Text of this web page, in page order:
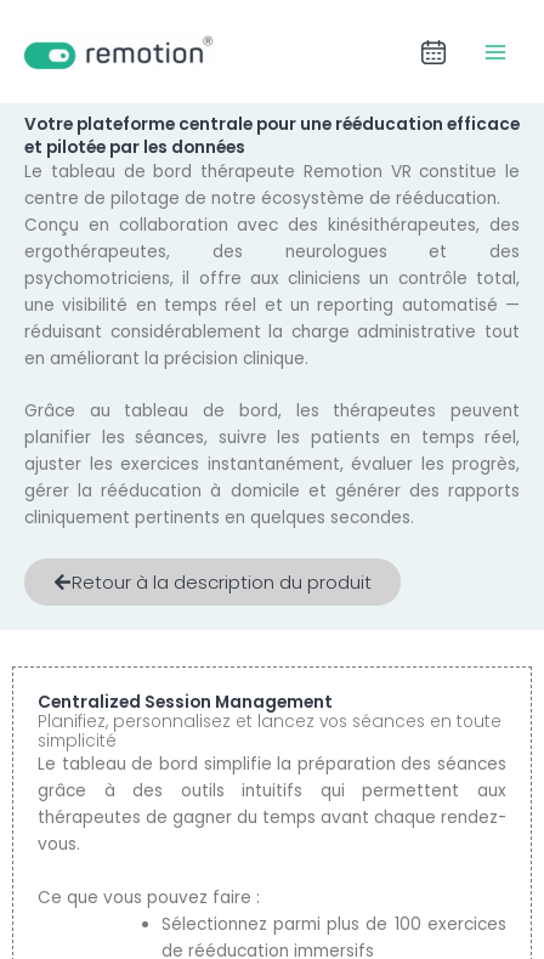
contenu
Votre plateforme centrale pour une rééducation efficace
et pilotée par les données
Le tableau de bord thérapeute Remotion VR constitue le
centre de pilotage de notre écosystème de rééducation.
Conçu en collaboration avec des kinésithérapeutes, des
ergothérapeutes, des neurologues et des
psychomotriciens, il offre aux cliniciens un contrôle total,
une visibilité en temps réel et un reporting automatisé —
réduisant considérablement la charge administrative tout
en améliorant la précision clinique.
Grâce au tableau de bord, les thérapeutes peuvent
planifier les séances, suivre les patients en temps réel,
ajuster les exercices instantanément, évaluer les progrès,
gérer la rééducation à domicile et générer des rapports
cliniquement pertinents en quelques secondes.
Retour à la description du produit
Centralized Session Management
Planifiez, personnalisez et lancez vos séances en toute
simplicité
Le tableau de bord simplifie la préparation des séances
grâce à des outils intuitifs qui permettent aux
thérapeutes de gagner du temps avant chaque rendez-
vous.
Ce que vous pouvez faire :
Sélectionnez parmi plus de 100 exercices
de rééducation immersifs